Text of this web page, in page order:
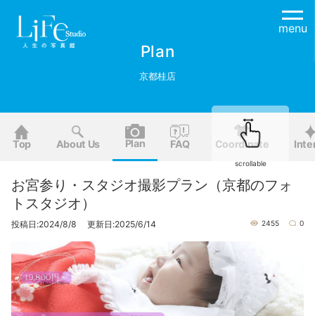
menu
Plan
京都桂店
Top About Us Plan FAQ Coordinate
scrollable
お宮参り・スタジオ撮影プラン（京都のフォ
トスタジオ）
投稿日:2024/8/8 更新日:2025/6/14 2455 0